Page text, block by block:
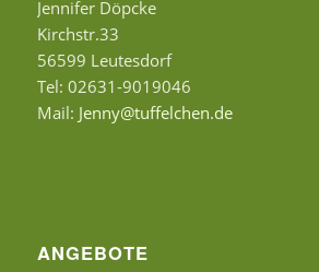
Jennifer Döpcke
Kirchstr.33
56599 Leutesdorf
Tel: 02631-9019046
Mail: Jenny@tuffelchen.de
ANGEBOTE